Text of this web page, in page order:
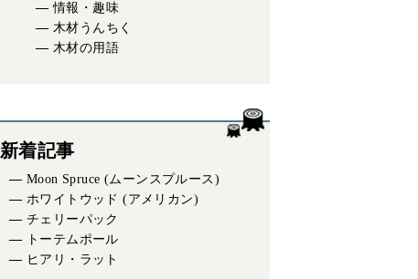
情報・趣味
木材うんちく
木材の用語
新着記事
Moon Spruce (ムーンスプルース)
ホワイトウッド (アメリカン)
チェリーパック
トーテムポール
ヒアリ・ラット